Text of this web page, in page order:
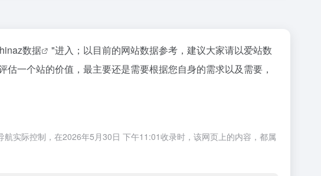
数据
"进入；以目前的网站数据参考，建议大家请以爱站数
一个站的价值，最主要还是需要根据您自身的需求以及需要，
实际控制，在2026年5月30日 下午11:01收录时，该网页上的内容，都属